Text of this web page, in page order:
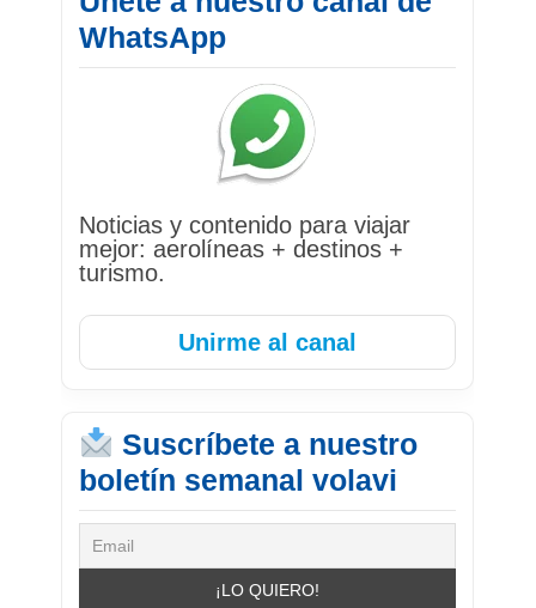
WhatsApp
Noticias y contenido para viajar
mejor: aerolíneas + destinos +
turismo.
Unirme al canal
Suscríbete a nuestro
boletín semanal volavi